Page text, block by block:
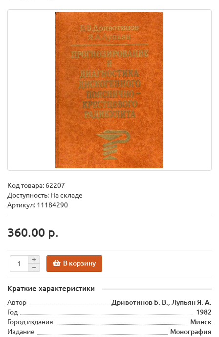
Код товара: 62207
Доступность: На складе
Артикул: 11184290
360.00 р.
В корзину
Краткие характеристики
Автор
Дривотинов Б. В., Лупьян Я. А.
Год
1982
Город издания
Минск
Издание
Монография